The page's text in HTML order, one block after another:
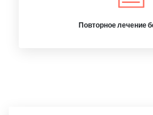
Повторное лечение